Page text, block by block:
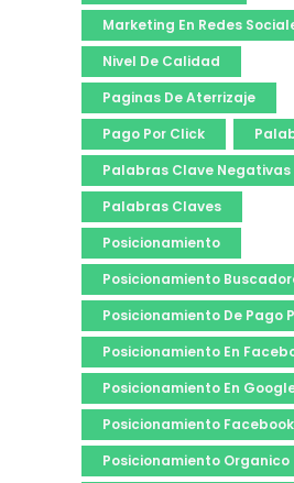
Marketing En Redes
Nivel De Calidad
Paginas De Aterrizaje
Pago Por Click
Palabras Clave Negativas
Palabras Claves
Posicionamiento
Posicionamiento
Posicionamiento De Pago
Posicionamiento En
Posicionamiento En
Posicionamiento Facebook
Posicionamiento Organico